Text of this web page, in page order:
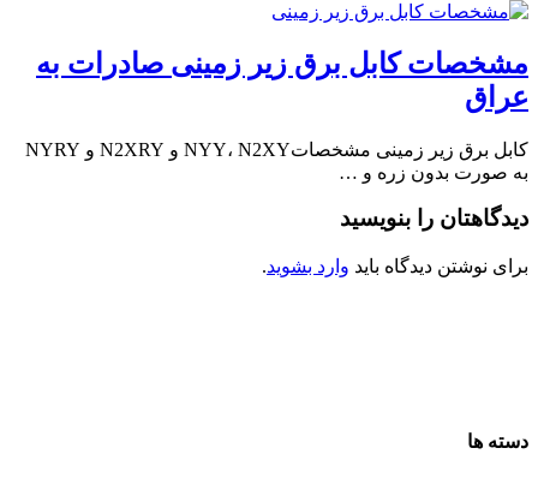
مشخصات کابل برق زیر زمینی صادرات به
عراق
کابل برق زیر زمینی مشخصاتNYY، N2XY و N2XRY و NYRY
به صورت بدون زره و …
دیدگاهتان را بنویسید
برای نوشتن دیدگاه باید وارد بشوید.
دسته ها